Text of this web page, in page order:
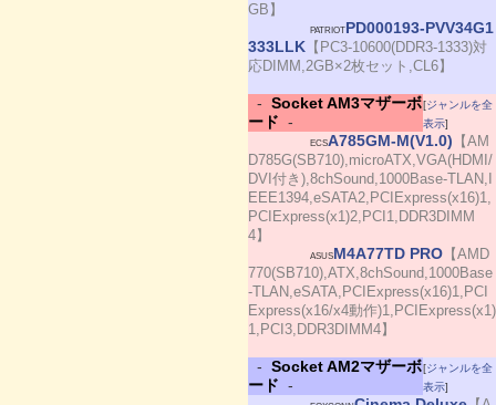
GB】
PATRIOTPD000193-PVV34G1
333LLK【PC3-10600(DDR3-1333)対
応DIMM,2GB×2枚セット,CL6】
- Socket AM3マザーボ
ード -
[ジャンルを全
表示]
ECSA785GM-M(V1.0) 【AM
D785G(SB710),microATX,VGA(HDMI/
DVI付き),8chSound,1000Base-TLAN,I
EEE1394,eSATA2,PCIExpress(x16)1,
PCIExpress(x1)2,PCI1,DDR3DIMM
4】
ASUSM4A77TD PRO【AMD
770(SB710),ATX,8chSound,1000Base
-TLAN,eSATA,PCIExpress(x16)1,PCI
Express(x16/x4動作)1,PCIExpress(x1)
1,PCI3,DDR3DIMM4】
- Socket AM2マザーボ
ード -
[ジャンルを全
表示]